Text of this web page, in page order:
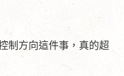
制方向這件事，真的超